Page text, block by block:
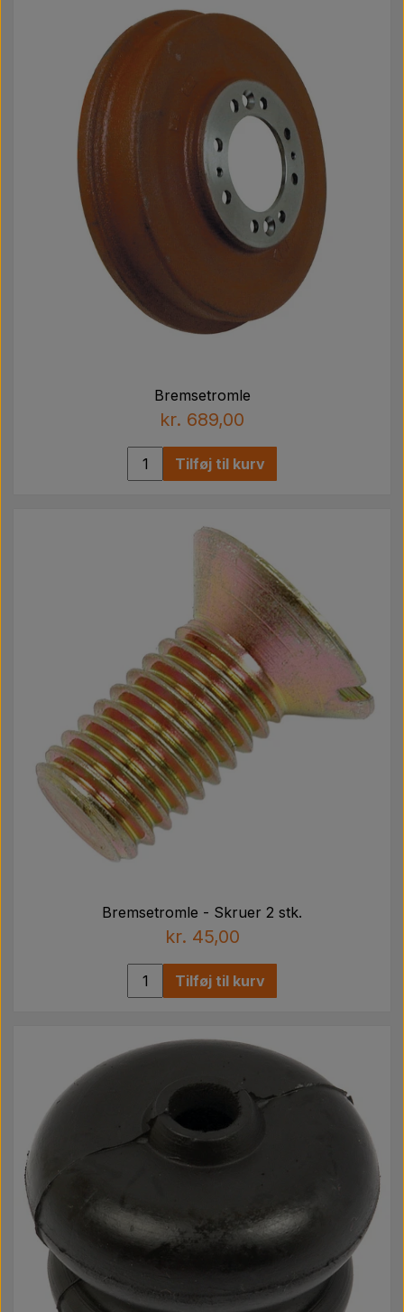
Bremsetromle
kr. 689,00
Tilføj til kurv
Bremsetromle - Skruer 2 stk.
kr. 45,00
Tilføj til kurv